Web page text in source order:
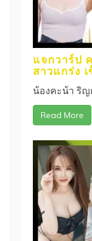
แจกวาร์ป
สาวแกร่ง
น้องคะน้า ริญ
Read More